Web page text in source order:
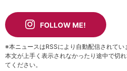
FOLLOW ME!
※本ニュースはRSSにより自動配信されてい
本文が上手く表示されなかったり途中で切
てください。